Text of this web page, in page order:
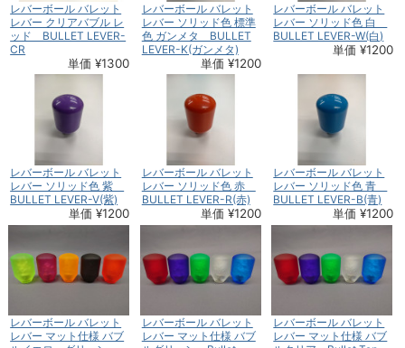
レバーボール バレット
レバー クリアバブル レ
ッド BULLET LEVER-
CR
単価 ¥1300
レバーボール バレット
レバー ソリッド色 標準
色 ガンメタ BULLET
LEVER-K(ガンメタ)
単価 ¥1200
レバーボール バレット
レバー ソリッド色 白
BULLET LEVER-W(白)
単価 ¥1200
レバーボール バレット
レバー ソリッド色 紫
BULLET LEVER-V(紫)
単価 ¥1200
レバーボール バレット
レバー ソリッド色 赤
BULLET LEVER-R(赤)
単価 ¥1200
レバーボール バレット
レバー ソリッド色 青
BULLET LEVER-B(青)
単価 ¥1200
レバーボール バレット
レバー マット仕様 バブ
レバーボール バレット
レバー マット仕様 バブ
レバーボール バレット
レバー マット仕様 バブ